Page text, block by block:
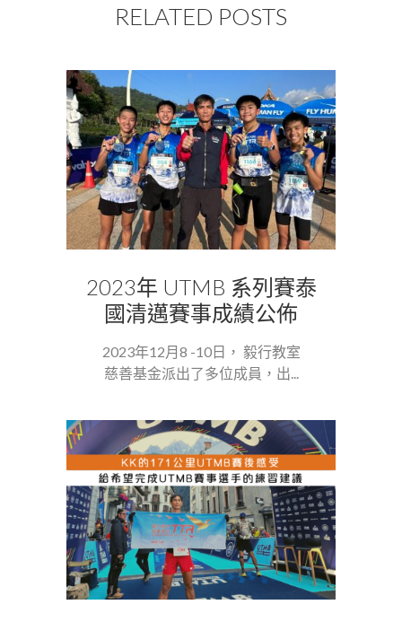
RELATED POSTS
2023年 UTMB 系列賽泰
國清邁賽事成績公佈
2023年12月8 -10日， 毅行教室
慈善基金派出了多位成員，出...